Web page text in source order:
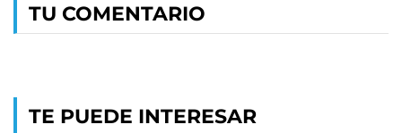
TU COMENTARIO
TE PUEDE INTERESAR